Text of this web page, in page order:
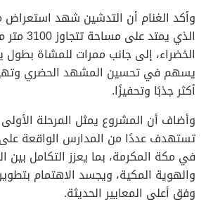
وأكد الغنام أن التدشين شهد استعراض
الذي
يسهم في تحسين المشهد الحضري
أكثر جذبًا وتحفيزًا.
وأضاف أن المشروع يمثل المرحلة
تستهدف عددًا من المدارس الواقعة على
في مكة المكرمة، بما يعزز التكامل بين
والهوية المكية، ويجسد الاهتمام
وفق أعلى المعايير الحديثة.